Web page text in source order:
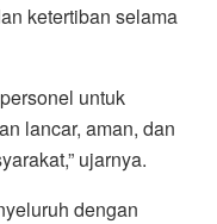
ketertiban selama
untuk
lancar, aman, dan
ujarnya.
dengan